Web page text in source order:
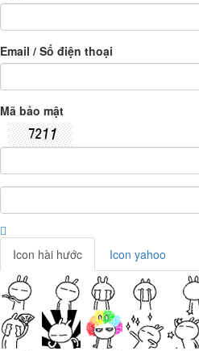
Email / Số điện thoại
Mã bảo mật
Icon hài hước Icon yahoo